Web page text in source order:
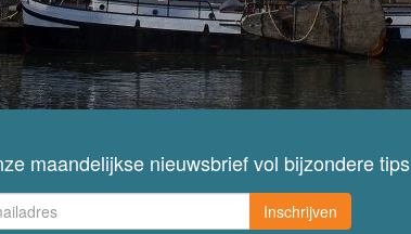
maandelijkse nieuwsbrief vol bijzondere tips
Inschrijven